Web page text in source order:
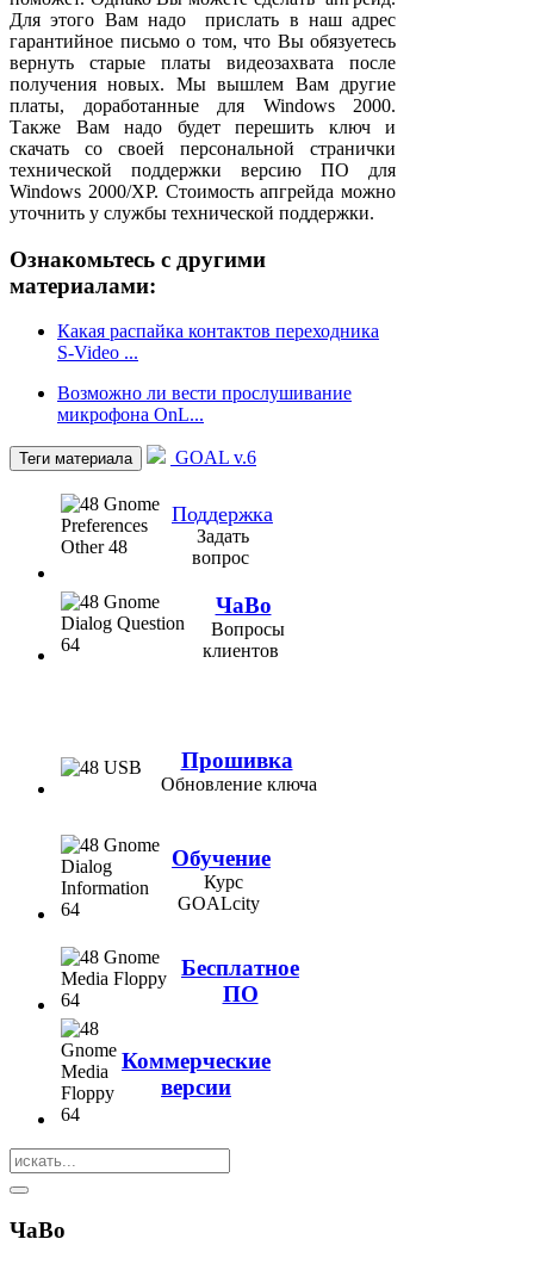
Для этого Вам надо прислать в наш адрес
гарантийное письмо о том, что Вы обязуетесь
вернуть старые платы видеозахвата после
получения новых. Мы вышлем Вам другие
платы, доработанные для Windows 2000.
Также Вам надо будет перешить ключ и
скачать со своей персональной странички
технической поддержки версию ПО для
Windows 2000/XP. Стоимость апгрейда можно
уточнить у службы технической поддержки.
Ознакомьтесь с другими
материалами:
Какая распайка контактов переходника
S-Video ...
Возможно ли вести прослушивание
микрофона OnL...
Теги материала GOAL v.6
Поддержка
Задать
вопрос
ЧаВо
Вопросы
клиентов
Прошивка
Обновление ключа
Обучение
Курс
GOALcity
Бесплатное
ПО
Коммерческие
версии
ЧаВо